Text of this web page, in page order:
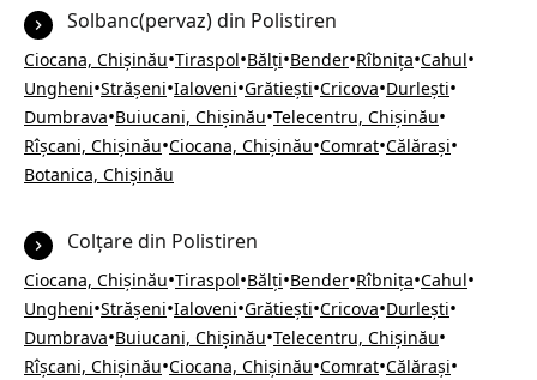
Solbanc(pervaz) din Polistiren
Ciocana, Chișinău•Tiraspol•Bălți•Bender•Rîbnița•Cahul•
Ungheni•Strășeni•Ialoveni•Grătiești•Cricova•Durlești•
Dumbrava•Buiucani, Chișinău•Telecentru, Chișinău•
Rîșcani, Chișinău•Ciocana, Chișinău•Comrat•Călărași•
Botanica, Chișinău
Colțare din Polistiren
Ciocana, Chișinău•Tiraspol•Bălți•Bender•Rîbnița•Cahul•
Ungheni•Strășeni•Ialoveni•Grătiești•Cricova•Durlești•
Dumbrava•Buiucani, Chișinău•Telecentru, Chișinău•
Rîșcani, Chișinău•Ciocana, Chișinău•Comrat•Călărași•